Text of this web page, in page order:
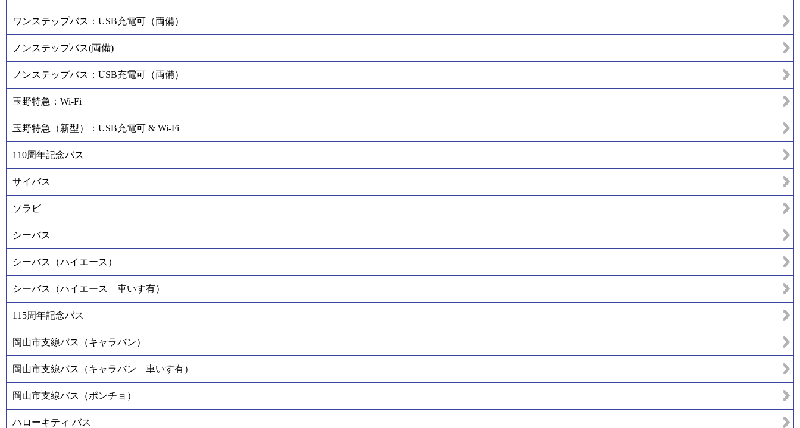
ワンステップバス：USB充電可（両備）
ノンステップバス(両備)
ノンステップバス：USB充電可（両備）
玉野特急：Wi-Fi
玉野特急（新型）：USB充電可 & Wi-Fi
110周年記念バス
サイバス
ソラビ
シーバス
シーバス（ハイエース）
シーバス（ハイエース 車いす有）
115周年記念バス
岡山市支線バス（キャラバン）
岡山市支線バス（キャラバン 車いす有）
岡山市支線バス（ポンチョ）
ハローキティ バス